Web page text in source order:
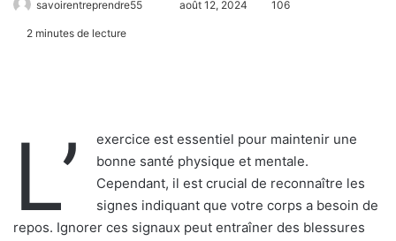
savoirentreprendre55 août 12, 2024 106
2 minutes de lecture
L’
exercice est essentiel pour maintenir une
bonne santé physique et mentale.
Cependant, il est crucial de reconnaître les
signes indiquant que votre corps a besoin de
repos. Ignorer ces signaux peut entraîner des blessures